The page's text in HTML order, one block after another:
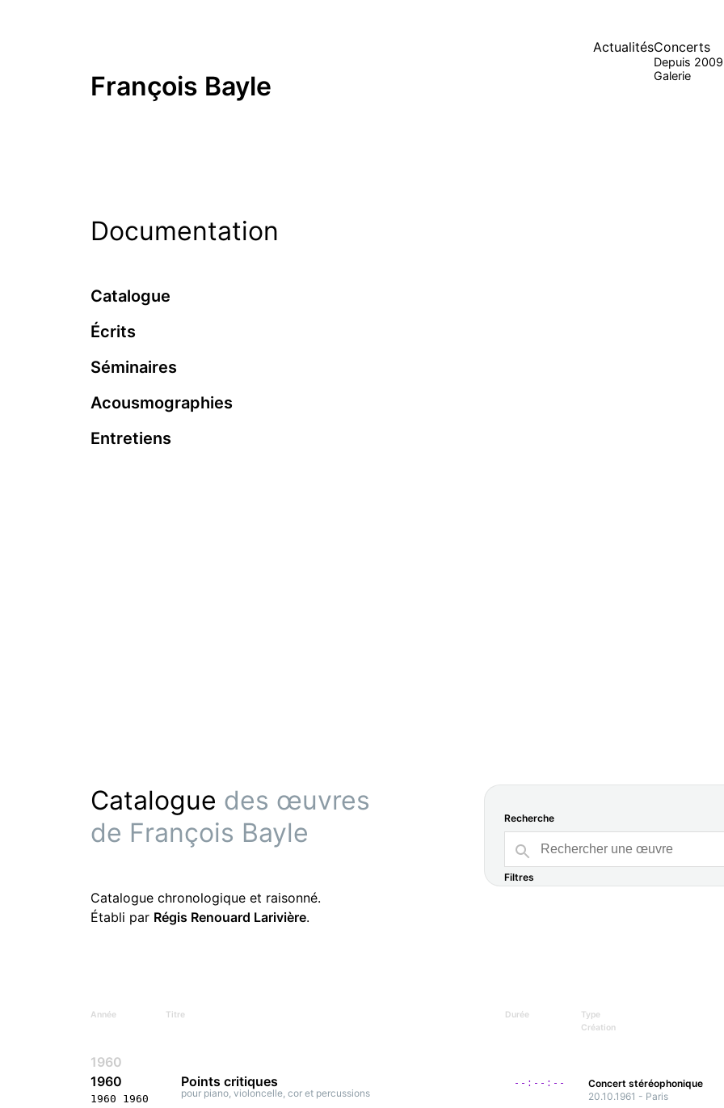
François Bayle
ActualitésConcerts
Depuis 2009
Galerie
Documentation
Catalogue
Écrits
Séminaires
Acousmographies
Entretiens
Catalogue des œuvres
de François Bayle
Catalogue chronologique et raisonné.
Établi par Régis Renouard Larivière.
Recherche
Filtres
Année Titre Durée
Type
Création
1960
1960
1960 1960
Points critiques
pour piano, violoncelle, cor et percussions
--:--:--
Concert stéréophonique
20.10.1961 - Paris